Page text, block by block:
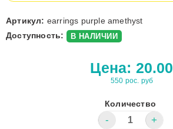
Артикул: earrings purple amethyst
Доступность:
В НАЛИЧИИ
Цена: 20.00
550 рос. руб
Количество